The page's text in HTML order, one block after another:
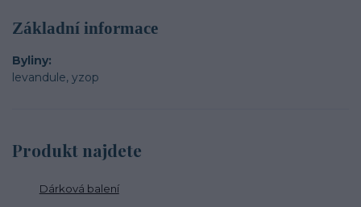
Základní informace
Byliny
levandule, yzop
Produkt najdete
Dárková balení